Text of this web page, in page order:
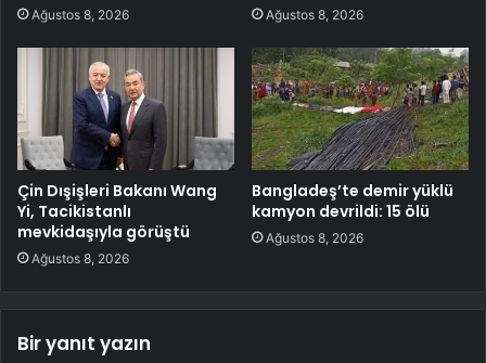
Ağustos 8, 2026 Ağustos 8, 2026
Çin Dışişleri Bakanı Wang
Yi, Tacikistanlı
mevkidaşıyla görüştü
Ağustos 8, 2026
Bangladeş’te demir yüklü
kamyon devrildi: 15 ölü
Ağustos 8, 2026
Bir yanıt yazın